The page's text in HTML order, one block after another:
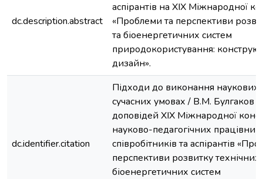
dc.description.abstract
аспірантів на XIX Міжнародної
«Проблеми та перспективи
та біоенергетичних систем
природокористування:
дизайн».
dc.identifier.citation
Підходи до виконання наукових
сучасних умовах / В.М. Булгаков
доповідей XIX Міжнародної
науково-педагогічних
співробітників та аспірантів
перспективи розвитку технічних
біоенергетичних систем